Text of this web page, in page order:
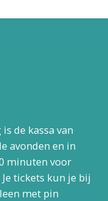
de kassa van
avonden en in
minuten voor
tickets kun je bij
met pin